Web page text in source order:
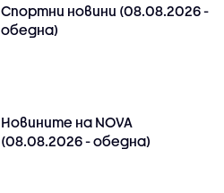
Спортни новини (08.08.2026 -
обедна)
Новините на NOVA
(08.08.2026 - обедна)